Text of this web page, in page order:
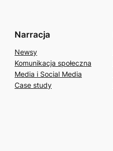
Narracja
Newsy
Komunikacja społeczna
Media i Social Media
Case study